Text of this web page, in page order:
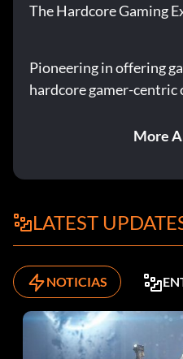
The Hardcore Gaming
Pioneering in offering
hardcore gamer-centric
More
LATEST
NOTICIAS